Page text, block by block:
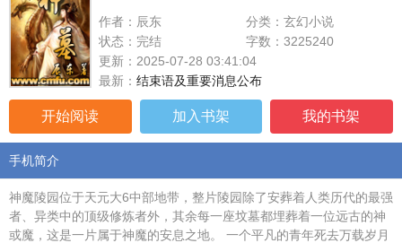
作者：辰东
分类：玄幻小说
状态：完结
字数：3225240
更新：2025-07-28 03:41:04
最新： 结束语及重要消息公布
开始阅读 加入书架 我的书架
手机简介
神魔陵园位于天元大6中部地带，整片陵园除了安葬着人类历代的最强
者、异类中的顶级修炼者外，其余每一座坟墓都埋葬着一位远古的神
或魔，这是一片属于神魔的安息之地。 一个平凡的青年死去万载岁月